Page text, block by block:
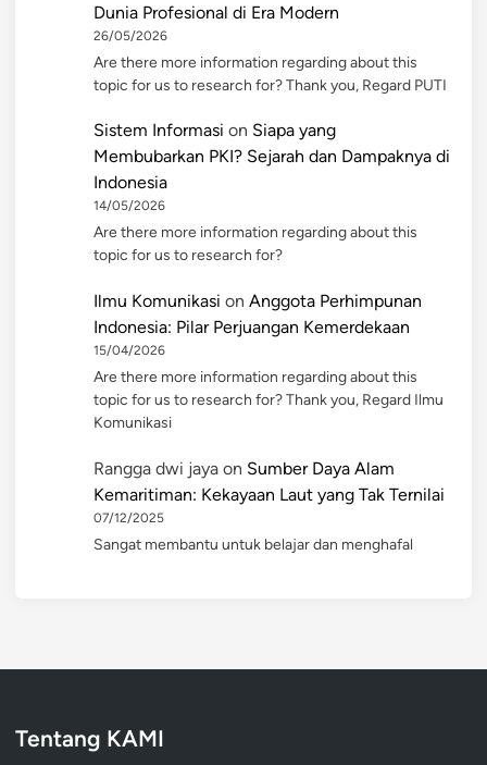
Dunia Profesional di Era Modern
26/05/2026
Are there more information regarding about this
topic for us to research for? Thank you, Regard PUTI
Sistem Informasi on Siapa yang
Membubarkan PKI? Sejarah dan Dampaknya di
Indonesia
14/05/2026
Are there more information regarding about this
topic for us to research for?
Ilmu Komunikasi on Anggota Perhimpunan
Indonesia: Pilar Perjuangan Kemerdekaan
15/04/2026
Are there more information regarding about this
topic for us to research for? Thank you, Regard Ilmu
Komunikasi
Rangga dwi jaya on Sumber Daya Alam
Kemaritiman: Kekayaan Laut yang Tak Ternilai
07/12/2025
Sangat membantu untuk belajar dan menghafal
Tentang KAMI